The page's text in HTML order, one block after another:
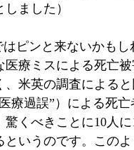
ました）
はピンと来ないかもし
医療ミスによる死亡被
、米英の調査による
療過誤”）による死亡
驚くべきことに10 人に
というのです。この